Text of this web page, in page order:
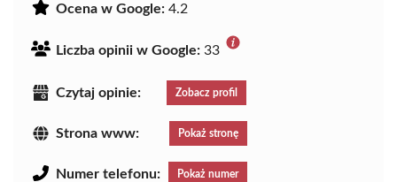
Ocena w Google: 4.2
Liczba opinii w Google: 33
Czytaj opinie: Zobacz profil
Strona www: Pokaż stronę
Numer telefonu: Pokaż numer